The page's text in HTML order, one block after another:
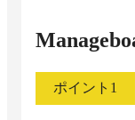
ポイント 1